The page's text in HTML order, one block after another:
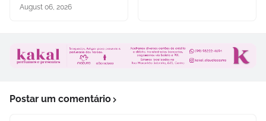
August 06, 2026
Postar um comentário